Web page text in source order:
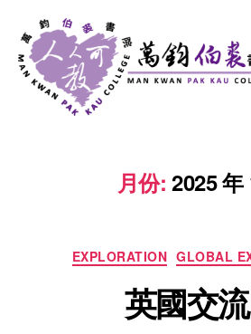
月份: 2025 年
EXPLORATION GLOBAL
英國交